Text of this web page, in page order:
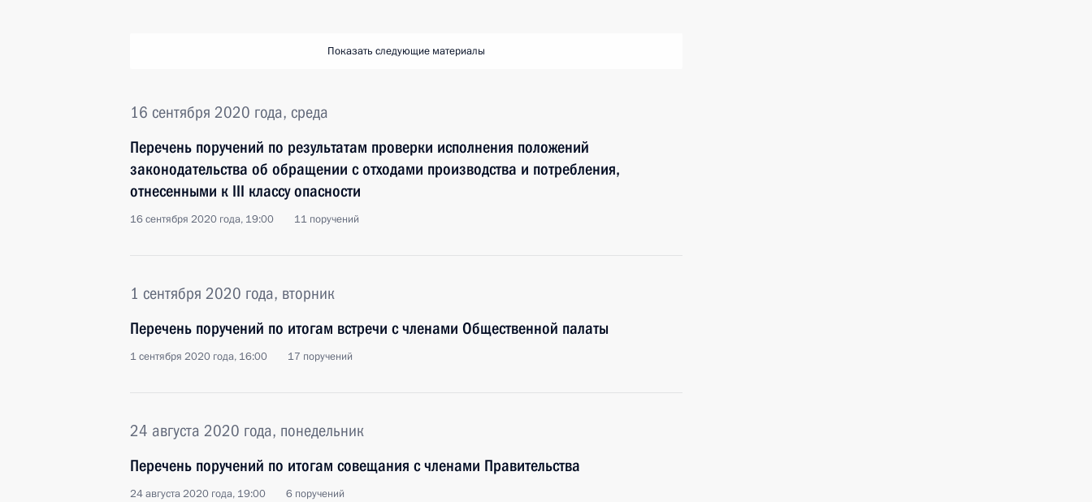
Показать следующие материалы
16 сентября 2020 года, среда
Перечень поручений по результатам проверки исполнения положений
законодательства об обращении с отходами производства и потребления,
отнесенными к III классу опасности
16 сентября 2020 года, 19:00 11 поручений
1 сентября 2020 года, вторник
Перечень поручений по итогам встречи с членами Общественной палаты
1 сентября 2020 года, 16:00 17 поручений
24 августа 2020 года, понедельник
Перечень поручений по итогам совещания с членами Правительства
24 августа 2020 года, 19:00 6 поручений